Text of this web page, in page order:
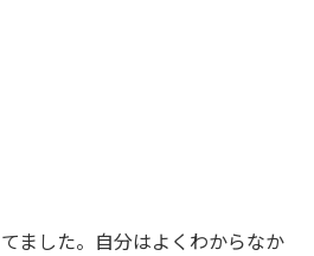
ました。自分はよくわからなか